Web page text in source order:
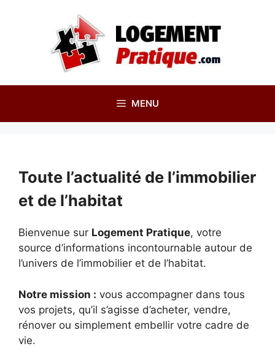
MENU
Toute l’actualité de l’immobilier
et de l’habitat
Bienvenue sur Logement Pratique, votre
source d’informations incontournable autour de
l’univers de l’immobilier et de l’habitat.
Notre mission : vous accompagner dans tous
vos projets, qu’il s’agisse d’acheter, vendre,
rénover ou simplement embellir votre cadre de
vie.